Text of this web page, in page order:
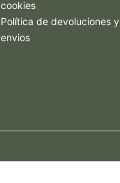
cookies
Política de devoluciones y
envios